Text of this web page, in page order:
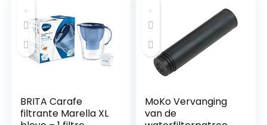
BRITA Carafe
filtrante Marella XL
MoKo Vervanging
van de